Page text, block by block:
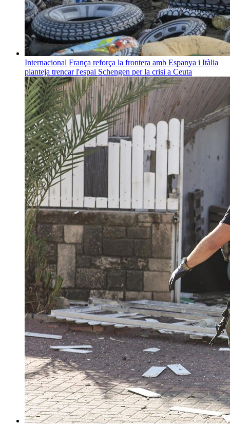
Internacional França reforça la frontera amb Espanya i Itàlia
planteja trencar l'espai Schengen per la crisi a Ceuta